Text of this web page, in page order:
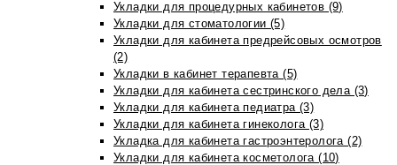
Укладки для процедурных кабинетов (9)
Укладки для стоматологии (5)
Укладки для кабинета предрейсовых осмотров
(2)
Укладки в кабинет терапевта (5)
Укладки для кабинета сестринского дела (3)
Укладки для кабинета педиатра (3)
Укладки для кабинета гинеколога (3)
Укладка для кабинета гастроэнтеролога (2)
Укладки для кабинета косметолога (10)